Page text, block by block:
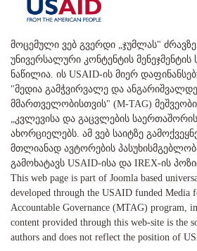
მოცემული ვებ გვერდი „ჯუმლას"
უნივერსალური კონტენტის მენეჯმენტის
ნაწილია. ის USAID-ის მიერ
"მედია გამჭვირვალე და
მმართველობისთვის" (M-TAG)
„კვლევისა და გაცვლების
ახორციელებს. ამ ვებ საიტზე
მთლიანად ავტორების
გამოხატავს USAID-ისა და IREX-ის
This web page is part of Joomla based
developed through the USAID funded Media
Accountable Governance (MTAG) program,
content provided through this web-site is the
authors and does not reflect the position of